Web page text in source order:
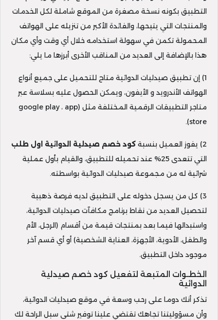
التطبيق بكونه نسخة مصغرة من الموقع شاملة لكل الخدمات
والمنتجات التي يتيحها، والفائدة الأكبر من تنزيله على الهواتف
المحمولة تكمن في سهولة استخدامه خلال أي وقت وأي مكان
هذا بالإضافة إلى العديد من المناقب الأخرى أبرزها ما يلي:
1) إن تطبيق صيدليات الدوائية متاح للتحميل على جميع أنواع
الهواتف الأندرويد و الأيفون، ويمكن الحصول عليه بسلاسة عبر
متاجر التطبيقات الرقمية المختلفة مثل (google play ، app
store).
2) يفوز العميل بنسبة
كود خصم صيدلية الدوائية اول طلب
التي تتعدى 25% عند تحميله للتطبيق، والقيام بأول عملية
شرائية له من مجموعة صيدليات الدوائية بواسطته.
3) كل من يسجل دخوله على التطبيق لديه فرصة ذهبية
لتحصيل العديد من نقاط برنامج مكافآت صيدليات الدوائية،
واستبدالها فيما بعد بمنتجات قيمة من أقسام (الرجل، الأم
والطفل، الأدوية، الأجهزة، العناية الشخصية) أو أي قسم آخر
موجود داخل التطبيق.
الخطـوات المتبعة لتفعيل كود خصم صيدلية
الدوائية
تذكر أنك دوما على رحب وسعة في موقع صيدليات الدوائية،
وأن مسؤوليتنا تجاهك تقتضي علينا توفير شتى سبل الراحة لك